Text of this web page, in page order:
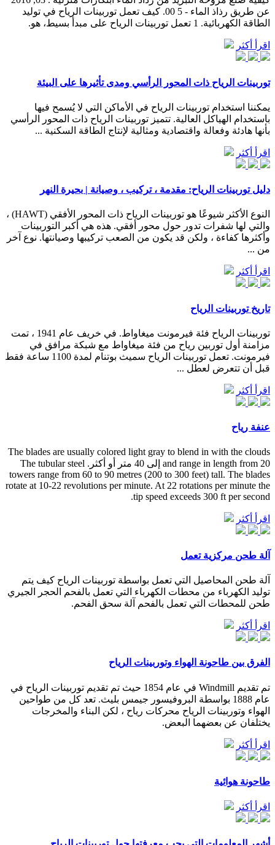
عن طريق رذاذ الماء - 5 00. كيف تعمل توربينات الرياح في توليد
الطاقة الكهربائية. 1 تعمل توربينات الرياح على مبدأ بسيط، هو.
اقرأ أكثر
توربينات الرياح ذات المحور الرأسي ومدى تأثيرها على البيئة
يمكننا استخدام توربينات الرياح في الأماكن التي لا يُسمح فيها
باستخدام الهياكل العالية. تتميز توربينات الرياح ذات المحور الرأسي
بأنها هادئة وفعالة واقتصادية ومثالية لإنتاج الطاقة السكنية ...
اقرأ أكثر
دليل توربينات الرياح: مقدمة ، تركيب ، وصيانة | بحيرة النهر
النوع الأكثر شيوعًا هو توربينات الرياح ذات المحور الأفقي (HAWT) ،
والتي لها شفرات تدور حول محور أفقي. هذه هي أكبر التوربينات
وأكثرها كفاءة ، ولكن قد يكون من الصعب تركيبها وصيانتها. نوع آخر
من ...
اقرأ أكثر
تاريخ توربينات الرياح
توربينات الرياح فئة فيرمونت ميغاواط. في خريف عام 1941 ، تمت
مزامنة أول توربين رياح من فئة ميغاواط مع شبكة مرافق في
فيرمونت. تعمل توربينات الرياح سميث بوتنام لمدة 1100 ساعة فقط
قبل أن تتعرض لعطل ...
اقرأ أكثر
عنفة رياح
The blades are usually colored light gray to blend in with the clouds
and range in length from 20 إلى 40 متر أو أكثر. The tubular steel
towers range from 60 to 90 metres (200 to 300 feet) tall. The blades
rotate at 10-22 revolutions per minute. At 22 rotations per minute the
tip speed exceeds 300 ft per second.
اقرأ أكثر
آلة طحن مركزية تعمل
آلة طحن المحاصيل التي تعمل بواسطة توربينات الرياح كيف يتم
توليد الكهرباء من محطات الكهرباء التي تعمل بالفحم الحجر الجيري
طحن للمحطات التي تعمل بالفحم آلة سحق الفحم.
اقرأ أكثر
الفرق بين طاحونة الهواء وتوربينات الرياح
تم تقديم Windmill في عام 1854 حيث تم تقديم توربينات الرياح في
عام 1888 بواسطة البروفيسور جيمس بليث. تعد كل من طواحين
الهواء وتوربينات الرياح محركات رياح ، لكن البناء والمخرجات
يختلفان عن بعضهما البعض.
اقرأ أكثر
طاحونة هوائية
اقرأ أكثر